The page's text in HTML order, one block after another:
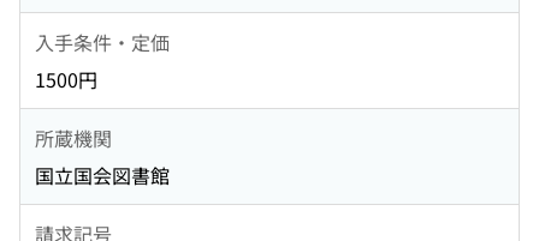
入手条件・定価
1500円
所蔵機関
国立国会図書館
請求記号